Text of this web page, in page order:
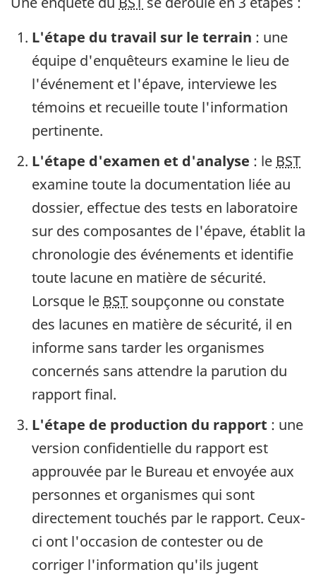
L'étape du travail sur le terrain : une
équipe d'enquêteurs examine le lieu de
l'événement et l'épave, interviewe les
témoins et recueille toute l'information
pertinente.
L'étape d'examen et d'analyse : le BST
examine toute la documentation liée au
dossier, effectue des tests en laboratoire
sur des composantes de l'épave, établit la
chronologie des événements et identifie
toute lacune en matière de sécurité.
Lorsque le BST soupçonne ou constate
des lacunes en matière de sécurité, il en
informe sans tarder les organismes
concernés sans attendre la parution du
rapport final.
L'étape de production du rapport : une
version confidentielle du rapport est
approuvée par le Bureau et envoyée aux
personnes et organismes qui sont
directement touchés par le rapport. Ceux-
ci ont l'occasion de contester ou de
corriger l'information qu'ils jugent